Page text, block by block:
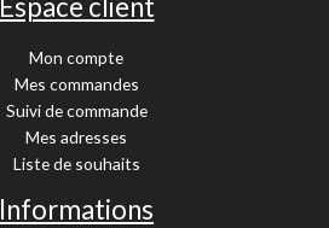
Mon compte
Mes commandes
Suivi de commande
Mes adresses
Liste de souhaits
Informations